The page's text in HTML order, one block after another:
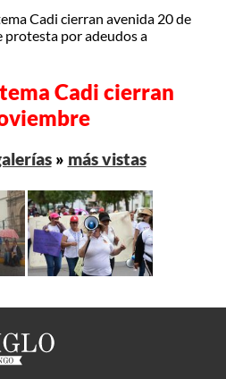
Cadi cierran avenida 20 de
protesta por adeudos a
Cadi cierran
» más vistas